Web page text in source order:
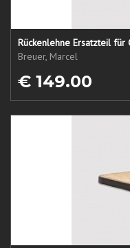
Rückenlehne Ersatzteil für
Breuer, Marcel
€ 149.00